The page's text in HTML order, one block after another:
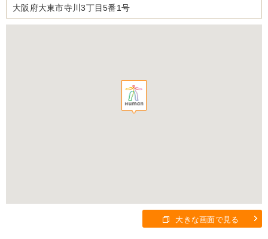
大阪府大東市寺川3丁目5番1号
大きな画面で見る